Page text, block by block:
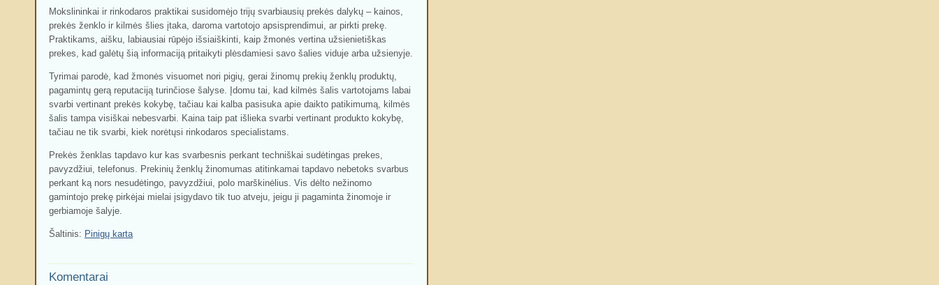
Mokslininkai ir rinkodaros praktikai susidomėjo trijų svarbiausių prekės dalykų – kainos,
prekės ženklo ir kilmės šlies įtaka, daroma vartotojo apsisprendimui, ar pirkti prekę.
Praktikams, aišku, labiausiai rūpėjo išsiaiškinti, kaip žmonės vertina užsienietiškas
prekes, kad galėtų šią informaciją pritaikyti plėsdamiesi savo šalies viduje arba užsienyje.
Tyrimai parodė, kad žmonės visuomet nori pigių, gerai žinomų prekių ženklų produktų,
pagamintų gerą reputaciją turinčiose šalyse. Įdomu tai, kad kilmės šalis vartotojams labai
svarbi vertinant prekės kokybę, tačiau kai kalba pasisuka apie daikto patikimumą, kilmės
šalis tampa visiškai nebesvarbi. Kaina taip pat išlieka svarbi vertinant produkto kokybę,
tačiau ne tik svarbi, kiek norėtųsi rinkodaros specialistams.
Prekės ženklas tapdavo kur kas svarbesnis perkant techniškai sudėtingas prekes,
pavyzdžiui, telefonus. Prekinių ženklų žinomumas atitinkamai tapdavo nebetoks svarbus
perkant ką nors nesudėtingo, pavyzdžiui, polo marškinėlius. Vis dėlto nežinomo
gamintojo prekę pirkėjai mielai įsigydavo tik tuo atveju, jeigu ji pagaminta žinomoje ir
gerbiamoje šalyje.
Šaltinis: Pinigų karta
Komentarai